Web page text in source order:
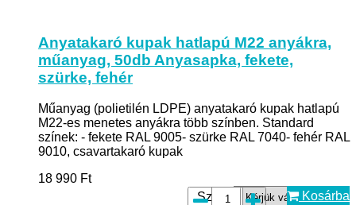
Anyatakaró kupak hatlapú M22 anyákra,
műanyag, 50db Anyasapka, fekete,
szürke, fehér
Műanyag (polietilén LDPE) anyatakaró kupak hatlapú
M22-es menetes anyákra több színben. Standard
színek: - fekete RAL 9005- szürke RAL 7040- fehér RAL
9010, csavartakaró kupak
18 990 Ft
Szín*:
Kosárba